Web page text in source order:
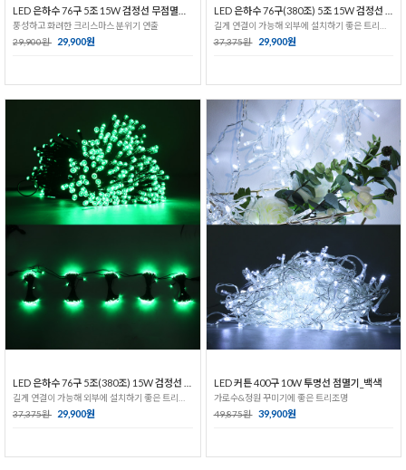
풍성하고 화려한 크리스마스 분위기 연출
29,900원 29,900원
37,375원
29,900원
길게 연결이 가능해 외부에 설치하기 좋은 트리전구!
37,375원 29,900원
LED 커튼 400구 10W 투명선 점멸기_백색
가로수&정원 꾸미기에 좋은 트리조명
49,875원 39,900원